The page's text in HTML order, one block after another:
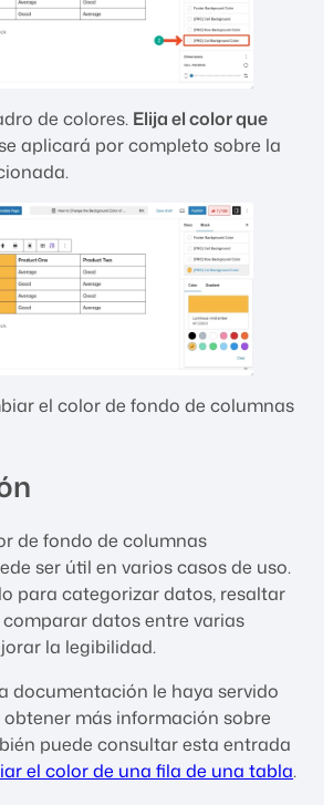
de colores. Elija el color que
aplicará por completo sobre la
el color de fondo de columnas
de fondo de columnas
ser útil en varios casos de uso.
para categorizar datos, resaltar
datos entre varias
la legibilidad.
documentación le haya servido
obtener más información sobre
puede consultar esta entrada
el color de una fila de una tabla.